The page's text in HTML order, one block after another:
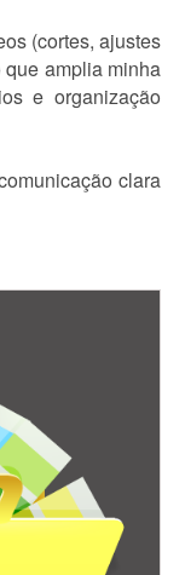
(cortes, ajustes
amplia minha
e organização
clara